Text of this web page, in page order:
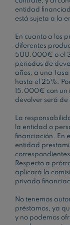
entidad
está sujeta a la
En cuanto a los
diferentes
500.000€ o el
periodos de
años, a una
hasta el 25%.
15.000€ con un
devolver será
La
la entidad o
financiación. En
entidad
Respecto a
aplicará la
privada
No tenemos
préstamos, ya
y no podemos